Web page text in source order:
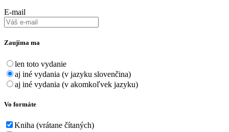
E-mail
Zaujíma ma
len toto vydanie
aj iné vydania (v jazyku slovenčina)
aj iné vydania (v akomkoľvek jazyku)
Vo formáte
Kniha (vrátane čítaných)